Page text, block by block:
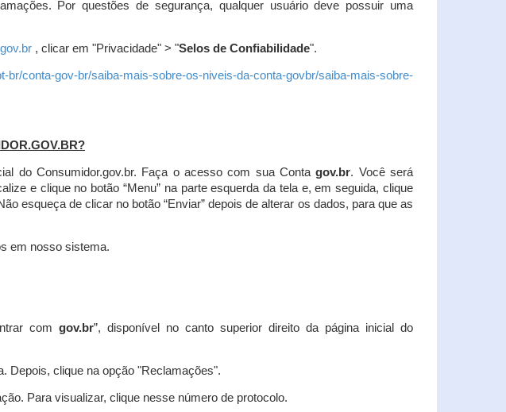
Por questões de segurança, qualquer usuário deve possuir uma
, clicar em "Privacidade" > "Selos de Confiabilidade".
br/conta-gov-br/saiba-mais-sobre-os-niveis-da-conta-govbr/saiba-mais-sobre-
do Consumidor.gov.br. Faça o acesso com sua Contagov.br. Você será
e clique no botão “Menu” na parte esquerda da tela e, em seguida, clique
esqueça de clicar no botão “Enviar” depois de alterar os dados, para que as
em nosso sistema.
com gov.br”, disponível no canto superior direito da página inicial do
Depois, clique na opção "Reclamações".
Para visualizar, clique nesse número de protocolo.